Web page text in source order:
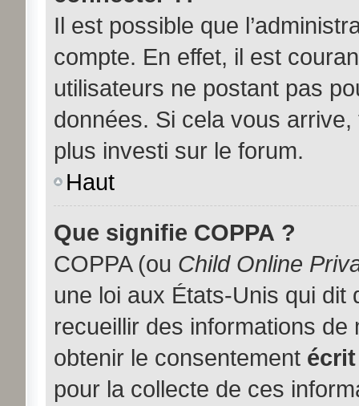
Il est possible que
compte. En effet, il est
utilisateurs ne postant pas
données. Si cela vous
plus investi sur le forum.
Haut
Que signifie COPPA ?
COPPA (ou Child Online
une loi aux États-Unis qui
recueillir des informations
obtenir le consentement écrit
pour la collecte de ces